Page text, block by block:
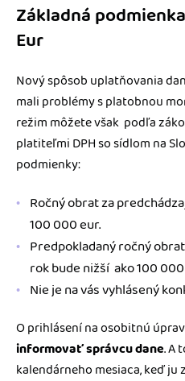
Základná
Eur
Nový spôsob uplatňovania
mali problémy s platobnou
režim môžete však podľa
platiteľmi DPH so sídlom na
podmienky:
Ročný obrat za
100 000 eur.
Predpokladaný ročný
rok bude nižší ako 100
Nie je na vás vyhlásený
O prihlásení na osobitnú
informovať správcu dane. A
kalendárneho mesiaca, keď